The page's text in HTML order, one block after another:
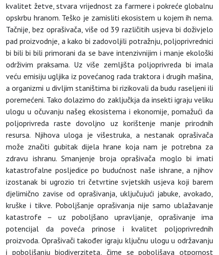
kvalitet žetve, stvara vrijednost za farmere i pokreće globalnu
opskrbu hranom. Teško je zamisliti ekosistem u kojem ih nema.
Tačnije, bez oprašivača, više od 39 različitih usjeva bi doživjelo
pad proizvodnje, a kako bi zadovoljili potražnju, poljoprivrednici
bi bili bi bili primorani da se bave intenzivnijim i manje ekološki
održivim praksama. Uz više zemljišta poljoprivreda bi imala
veću emisiju ugljika iz povećanog rada traktora i drugih mašina,
a organizmi u divljim staništima bi rizikovali da budu raseljeni ili
poremećeni. Tako dolazimo do zaključkja da insekti igraju veliku
ulogu u očuvanju našeg ekosistema i ekonomije, pomažući da
poljoprivreda raste dovoljno uz korištenje manje prirodnih
resursa. Njihova uloga je višestruka, a nestanak oprašivača
može značiti gubitak dijela hrane koja nam je potrebna za
zdravu ishranu. Smanjenje broja oprašivača moglo bi imati
katastrofalne posljedice po budućnost naše ishrane, a njihov
izostanak bi ugrozio tri četvrtine svjetskih usjeva koji barem
djelimično zavise od oprašivanja, uključujući jabuke, avokado,
kruške i tikve. Poboljšanje oprašivanja nije samo ublažavanje
katastrofe – uz poboljšano upravljanje, oprašivanje ima
potencijal da poveća prinose i kvalitet poljoprivrednih
proizvoda. Oprašivači također igraju ključnu ulogu u održavanju
i poboljšanju biodiverziteta, čime se poboljšava otpornost